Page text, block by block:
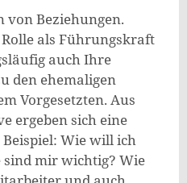
von Beziehungen.
als Führungskraft
auch Ihre
den ehemaligen
Vorgesetzten. Aus
ergeben sich eine
Wie will ich
mir wichtig? Wie